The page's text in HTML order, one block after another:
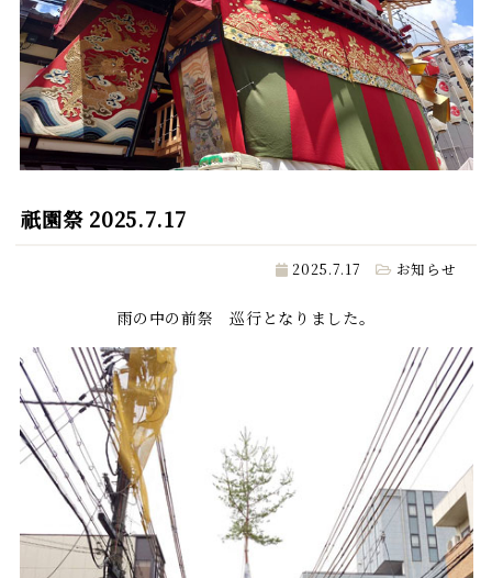
祇園祭 2025.7.17
2025.7.17 お知らせ
雨の中の前祭 巡行となりました。